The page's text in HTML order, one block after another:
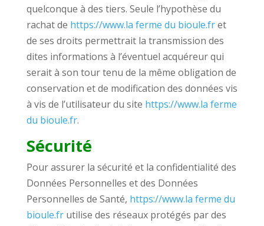
quelconque à des tiers. Seule l’hypothèse du
rachat de https://www.la ferme du bioule.fret
de ses droits permettrait la transmission des
dites informations à l’éventuel acquéreur qui
serait à son tour tenu de la même obligation de
conservation et de modification des données vis
à vis de l’utilisateur du site https://www.la ferme
du bioule.fr.
Sécurité
Pour assurer la sécurité et la confidentialité des
Données Personnelles et des Données
Personnelles de Santé, https://www.la ferme du
bioule.frutilise des réseaux protégés par des